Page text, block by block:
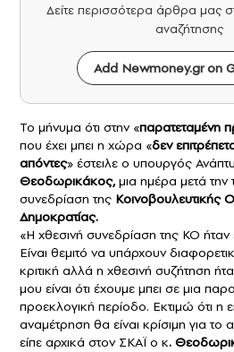
Δείτε περισσότερα άρθρα μας
αναζήτησης
Add Newmoney.gr on
Το μήνυμα ότι στην «παρατεταμένη
που έχει μπει η χώρα «δεν
απόντες» έστειλε ο υπουργός
Θεοδωρικάκος, μια ημέρα μετά
συνεδρίαση της Κοινοβουλευτικής
Δημοκρατίας.
«Η χθεσινή συνεδρίαση της ΚΟ ήταν
Είναι θεμιτό να υπάρχουν
κριτική αλλά η χθεσινή συζήτηση
μου είναι ότι έχουμε μπει σε μια
προεκλογική περίοδο. Εκτιμώ ότι η
αναμέτρηση θα είναι κρίσιμη για
είπε αρχικά στον ΣΚΑΪ ο κ.